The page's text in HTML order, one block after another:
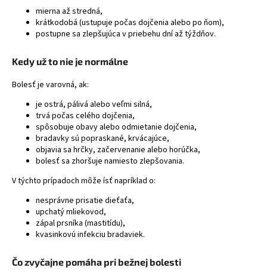
mierna až stredná,
krátkodobá (ustupuje počas dojčenia alebo po ňom),
postupne sa zlepšujúca v priebehu dní až týždňov.
Kedy už to nie je normálne
Bolesť je varovná, ak:
je ostrá, pálivá alebo veľmi silná,
trvá počas celého dojčenia,
spôsobuje obavy alebo odmietanie dojčenia,
bradavky sú popraskané, krvácajúce,
objavia sa hrčky, začervenanie alebo horúčka,
bolesť sa zhoršuje namiesto zlepšovania.
V týchto prípadoch môže ísť napríklad o:
nesprávne prisatie dieťaťa,
upchatý mliekovod,
zápal prsníka (mastitídu),
kvasinkovú infekciu bradaviek.
Čo zvyčajne pomáha pri bežnej bolesti
HĽADAŤ